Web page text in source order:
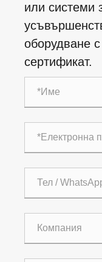
или системи
оборудване
сертификат.